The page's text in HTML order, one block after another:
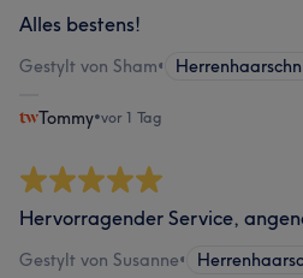
Alles bestens!
Gestylt von Sham•
Tommy•vor 1 Tag
Hervorragender Service,
Gestylt von Susanne•